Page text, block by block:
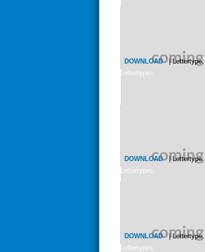
DOWNLOAD| Lettertype:
Lettertypes
DOWNLOAD| Lettertype:
Lettertypes
DOWNLOAD| Lettertype:
Lettertypes